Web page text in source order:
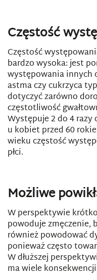
Częstość
Częstość
bardzo wysoka: jest
występowania innych
astma czy cukrzyca
dotyczyć zarówno
częstotliwość
Występuje 2 do 4 razy
u kobiet przed 60
wieku częstość
płci.
Możliwe
W perspektywie
powoduje zmęczenie,
również powodować
ponieważ często
W dłuższej
ma wiele